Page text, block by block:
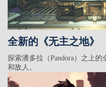
全新的《无主之地》
探索潘多拉（Pandora）之上
和敌人。